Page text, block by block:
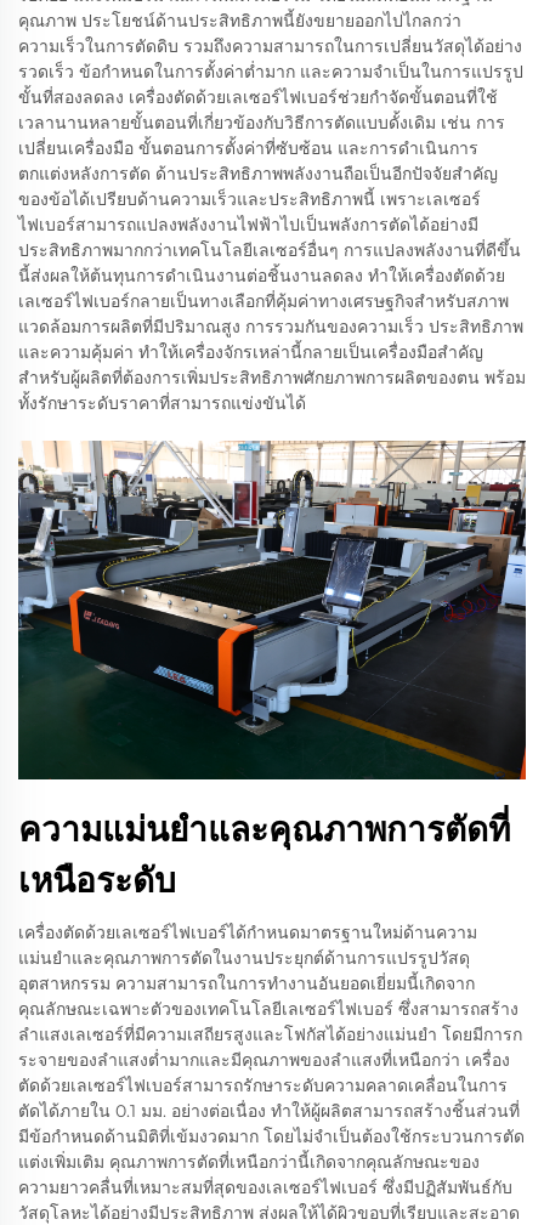
คุณภาพ ประโยชน์ด้านประสิทธิภาพนี้ยังขยายออกไปไกลกว่า
ความเร็วในการตัดดิบ รวมถึงความสามารถในการเปลี่ยนวัสดุได้อย่าง
รวดเร็ว ข้อกำหนดในการตั้งค่าต่ำมาก และความจำเป็นในการแปรรูป
ขั้นที่สองลดลง เครื่องตัดด้วยเลเซอร์ไฟเบอร์ช่วยกำจัดขั้นตอนที่ใช้
เวลานานหลายขั้นตอนที่เกี่ยวข้องกับวิธีการตัดแบบดั้งเดิม เช่น การ
เปลี่ยนเครื่องมือ ขั้นตอนการตั้งค่าที่ซับซ้อน และการดำเนินการ
ตกแต่งหลังการตัด ด้านประสิทธิภาพพลังงานถือเป็นอีกปัจจัยสำคัญ
ของข้อได้เปรียบด้านความเร็วและประสิทธิภาพนี้ เพราะเลเซอร์
ไฟเบอร์สามารถแปลงพลังงานไฟฟ้าไปเป็นพลังการตัดได้อย่างมี
ประสิทธิภาพมากกว่าเทคโนโลยีเลเซอร์อื่นๆ การแปลงพลังงานที่ดีขึ้น
นี้ส่งผลให้ต้นทุนการดำเนินงานต่อชิ้นงานลดลง ทำให้เครื่องตัดด้วย
เลเซอร์ไฟเบอร์กลายเป็นทางเลือกที่คุ้มค่าทางเศรษฐกิจสำหรับสภาพ
แวดล้อมการผลิตที่มีปริมาณสูง การรวมกันของความเร็ว ประสิทธิภาพ
และความคุ้มค่า ทำให้เครื่องจักรเหล่านี้กลายเป็นเครื่องมือสำคัญ
สำหรับผู้ผลิตที่ต้องการเพิ่มประสิทธิภาพศักยภาพการผลิตของตน พร้อม
ทั้งรักษาระดับราคาที่สามารถแข่งขันได้
ความแม่นยำและคุณภาพการตัดที่
เหนือระดับ
เครื่องตัดด้วยเลเซอร์ไฟเบอร์ได้กำหนดมาตรฐานใหม่ด้านความ
แม่นยำและคุณภาพการตัดในงานประยุกต์ด้านการแปรรูปวัสดุ
อุตสาหกรรม ความสามารถในการทำงานอันยอดเยี่ยมนี้เกิดจาก
คุณลักษณะเฉพาะตัวของเทคโนโลยีเลเซอร์ไฟเบอร์ ซึ่งสามารถสร้าง
ลำแสงเลเซอร์ที่มีความเสถียรสูงและโฟกัสได้อย่างแม่นยำ โดยมีการก
ระจายของลำแสงต่ำมากและมีคุณภาพของลำแสงที่เหนือกว่า เครื่อง
ตัดด้วยเลเซอร์ไฟเบอร์สามารถรักษาระดับความคลาดเคลื่อนในการ
ตัดได้ภายใน 0.1 มม. อย่างต่อเนื่อง ทำให้ผู้ผลิตสามารถสร้างชิ้นส่วนที่
มีข้อกำหนดด้านมิติที่เข้มงวดมาก โดยไม่จำเป็นต้องใช้กระบวนการตัด
แต่งเพิ่มเติม คุณภาพการตัดที่เหนือกว่านี้เกิดจากคุณลักษณะของ
ความยาวคลื่นที่เหมาะสมที่สุดของเลเซอร์ไฟเบอร์ ซึ่งมีปฏิสัมพันธ์กับ
วัสดุโลหะได้อย่างมีประสิทธิภาพ ส่งผลให้ได้ผิวขอบที่เรียบและสะอาด